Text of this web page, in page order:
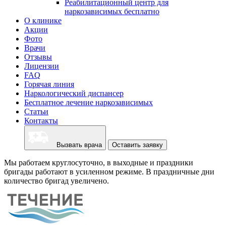
Реабилитационный центр для
наркозависимых бесплатно
О клинике
Акции
Фото
Врачи
Отзывы
Лицензии
FAQ
Горячая линия
Наркологический диспансер
Бесплатное лечение наркозависимых
Статьи
Контакты
Вызвать врача Оставить заявку
Мы работаем круглосуточно, в выходные и праздники
бригады работают в усиленном режиме. В праздничные дни
количество бригад увеличено.